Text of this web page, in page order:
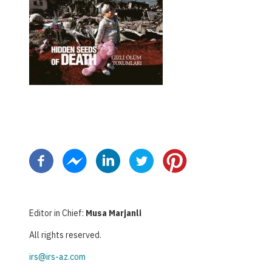
Editor in Chief: Musa Marjanli
All rights reserved.
irs@irs-az.com